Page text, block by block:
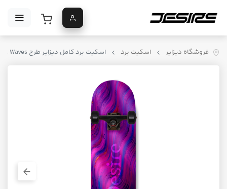
فروشگاه دیزایر اسکیت برد اسکیت برد کامل دیزایر طرح Violet Waves